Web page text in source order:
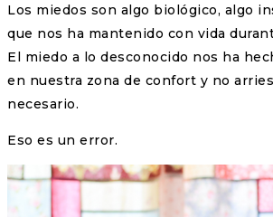
Los miedos son algo biológico, algo
que nos ha mantenido con vida
El miedo a lo desconocido nos ha
en nuestra zona de confort y no
necesario.
Eso es un error.